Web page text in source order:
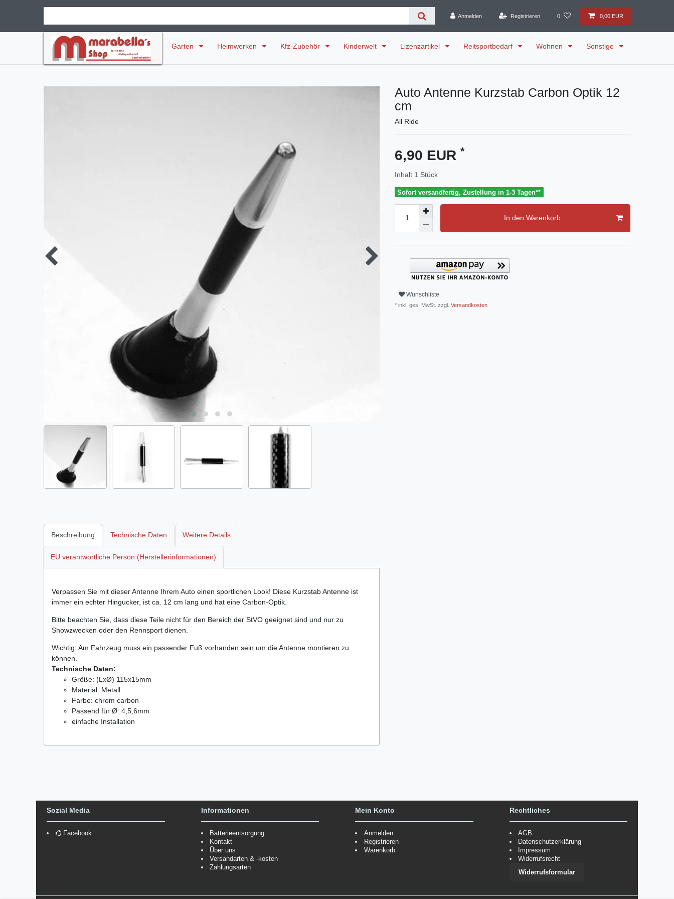
Anmelden Registrieren 0 0,00 EUR
Garten Heimwerken Kfz-Zubehör Kinderwelt Lizenzartikel Reitsportbedarf Wohnen Sonstige
Auto Antenne Kurzstab Carbon Optik 12
cm
All Ride
6,90 EUR *
Inhalt 1 Stück
Sofort versandfertig, Zustellung in 1-3 Tagen**
In den Warenkorb
Wunschliste
* inkl. ges. MwSt. zzgl. Versandkosten
Beschreibung Technische Daten Weitere Details
EU verantwortliche Person (Herstellerinformationen)
Verpassen Sie mit dieser Antenne Ihrem Auto einen sportlichen Look! Diese Kurzstab Antenne ist
immer ein echter Hingucker, ist ca. 12 cm lang und hat eine Carbon-Optik.
Bitte beachten Sie, dass diese Teile nicht für den Bereich der StVO geeignet sind und nur zu
Showzwecken oder den Rennsport dienen.
Wichtig: Am Fahrzeug muss ein passender Fuß vorhanden sein um die Antenne montieren zu
können.
Technische Daten:
Größe: (LxØ) 115x15mm
Material: Metall
Farbe: chrom carbon
Passend für Ø: 4,5,6mm
einfache Installation
Sozial Media
Facebook
Informationen
Batterieentsorgung
Kontakt
Über uns
Versandarten & -kosten
Zahlungsarten
Mein Konto
Anmelden
Registrieren
Warenkorb
Rechtliches
AGB
Datenschutzerklärung
Impressum
Widerrufsrecht
Widerrufsformular